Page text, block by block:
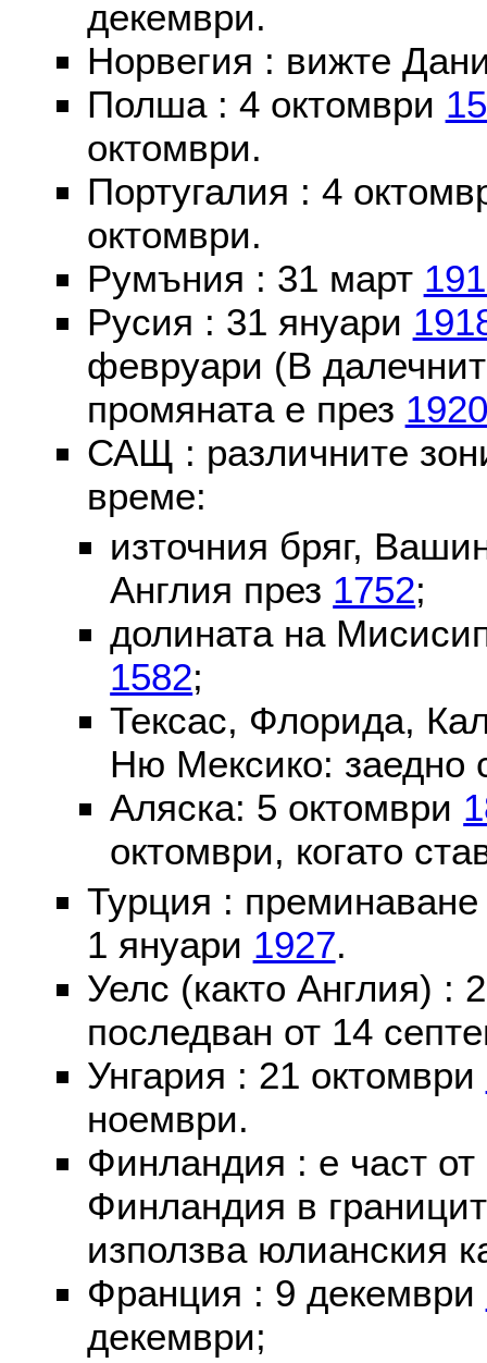
декември.
Норвегия : вижте
Полша : 4 октомври
октомври.
Португалия : 4
октомври.
Румъния : 31 март
Русия : 31 януари
февруари (В
промяната е през 1920
САЩ : различните
време:
източния бряг,
Англия през 1752;
долината на
1582;
Тексас, Флорида,
Ню Мексико: заедно
Аляска: 5 октомври
октомври, когато
Турция :
1 януари 1927.
Уелс (както Англия) :
последван от 14
Унгария : 21 октомври
ноември.
Финландия : е част
Финландия в
използва юлианския
Франция : 9 декември
декември;